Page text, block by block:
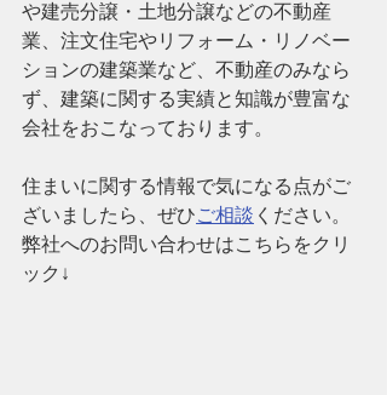
や建売分譲・土地分譲などの不動産
業、注文住宅やリフォーム・リノベー
ションの建築業など、 不動産のみなら
ず、建築に関する実績と知識が豊富な
会社をおこなっております。
住まいに関する情報で気になる点がご
ざいましたら、ぜひご相談 ください。
弊社へのお問い合わせはこちらをクリ
ック↓